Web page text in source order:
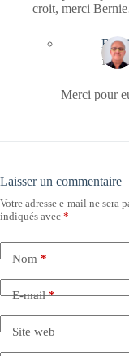
croit, merci
18/02/
Merci pour
Laisser un commentaire
Votre adresse e-mail ne sera
indiqués avec *
Nom*
E-mail*
Site web